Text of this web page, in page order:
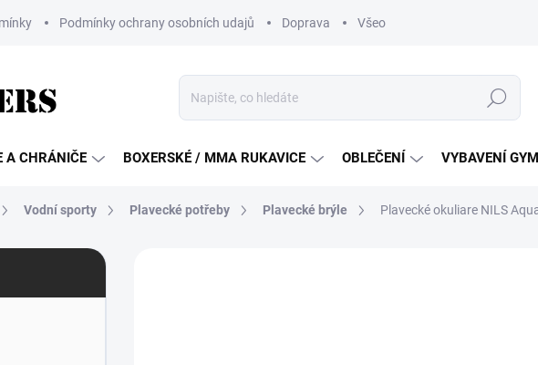
Podmínky ochrany osobních udajů Doprava Všeobecné podmínky soutěži
Hledat
A CHRÁNIČE BOXERSKÉ / MMA RUKAVICE OBLEČENÍ VYBAVENÍ
Vodní sporty Plavecké potřeby Plavecké brýle Plavecké okuliare NILS